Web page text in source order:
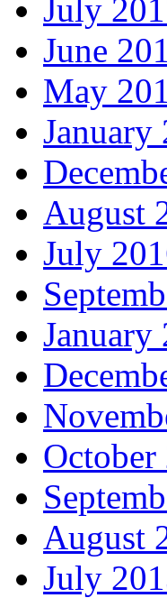
July
June
May
January
August
July
January
October
August
July